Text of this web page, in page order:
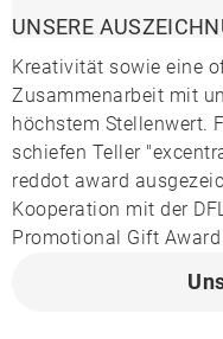
UNSERE
Kreativität sowie eine
Zusammenarbeit mit
höchstem Stellenwert.
schiefen Teller
reddot award
Kooperation mit der
Promotional Gift Award